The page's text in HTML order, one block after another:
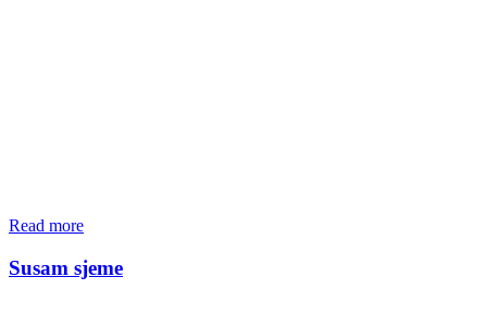
Read more
Susam sjeme